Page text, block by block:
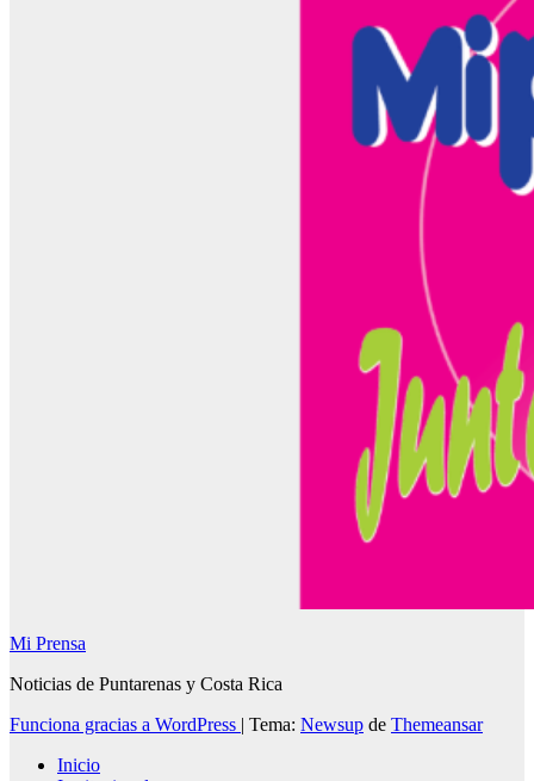
Mi Prensa
Noticias de Puntarenas y Costa Rica
Funciona gracias a WordPress | Tema: Newsup de Themeansar
Inicio